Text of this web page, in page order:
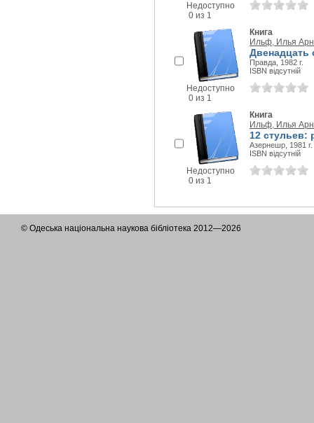
Недоступно
0 из 1
Недоступно
0 из 1
Книга
Ильф, Илья
Двенадцать
Правда, 1982 г.
ISBN відсутній
Недоступно
0 из 1
Книга
Ильф, Илья
12 стульев:
Азернешр, 1981 г.
ISBN відсутній
© Одеська національна наукова бібліотека 2012—2026